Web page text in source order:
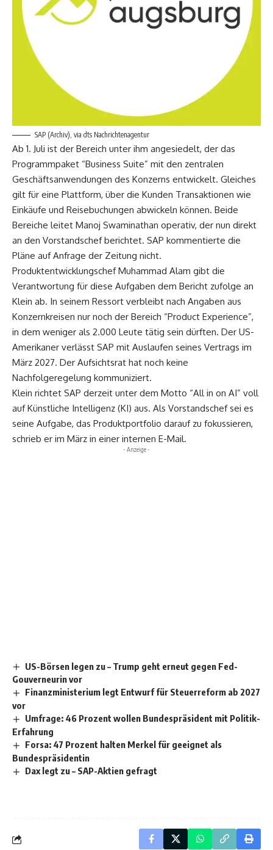
SAP (Archiv), via dts Nachrichtenagentur
Ab 1. Juli ist der Bereich unter ihm angesiedelt, der das
Programmpaket “Business Suite” mit den zentralen
Geschäftsanwendungen des Konzerns entwickelt. Gleiches
gilt für eine Plattform, über die Kunden Transaktionen wie
Einkäufe und Reisebuchungen abwickeln können. Beide
Bereiche leitet Manoj Swaminathan operativ, der nun direkt
an den Vorstandschef berichtet. SAP kommentierte die
Pläne auf Anfrage der Zeitung nicht.
Produktentwicklungschef Muhammad Alam gibt die
Verantwortung für diese Aufgaben dem Bericht zufolge an
Klein ab. In seinem Ressort verbleibt nach Angaben aus
Konzernkreisen nur noch der Bereich “Product Experience”,
in dem weniger als 2.000 Leute tätig sein dürften. Der US-
Amerikaner verlässt SAP mit Auslaufen seines Vertrags im
März 2027. Der Aufsichtsrat hat noch keine
Nachfolgeregelung kommuniziert.
Klein richtet SAP derzeit unter dem Motto “All in on AI” voll
auf Künstliche Intelligenz (KI) aus. Als Vorstandschef sei es
seine Aufgabe, das Produktportfolio darauf zu fokussieren,
schrieb er im März in einer internen E-Mail.
- Anzeige -
US-Börsen legen zu – Trump geht erneut gegen Fed-
Gouverneurin vor
Finanzministerium legt Entwurf für Steuerreform ab 2027
vor
Umfrage: 46 Prozent wollen Bundespräsident mit Politik-
Erfahrung
Forsa: 47 Prozent halten Merkel für geeignet als
Bundespräsidentin
Dax legt zu – SAP-Aktien gefragt